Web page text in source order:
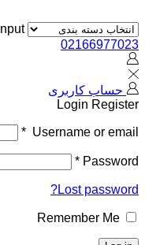
02166977023
حساب کاربری
Login Register
Username or email
*
Password
*
Lost password?
Remember Me